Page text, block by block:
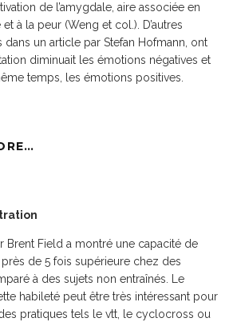
de l’amygdale, aire associée en
à la peur (Weng et col.). D’autres
dans un article par Stefan Hofmann, ont
diminuait les émotions négatives et
temps, les émotions positives.
Brent Field a montré une capacité de
près de 5 fois supérieure chez des
à des sujets non entraînés. Le
habileté peut être très intéressant pour
pratiques tels le vtt, le cyclocross ou